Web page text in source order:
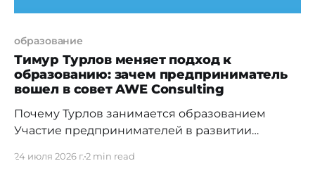
образование
Тимур Турлов меняет подход к
образованию: зачем предприниматель
вошел в совет AWE Consulting
Почему Турлов занимается образованием
Участие предпринимателей в развитии
Компании все чаще рассматривают подготовку
24 июля 2026 г.2 min read